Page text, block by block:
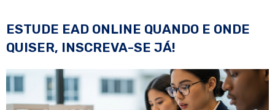
ESTUDE EAD ONLINE QUANDO E ONDE
QUISER, INSCREVA-SE JÁ!